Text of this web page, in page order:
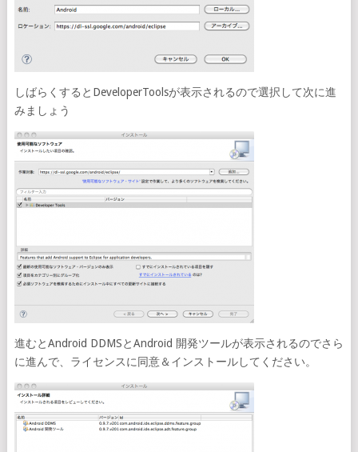
しばらくするとDeveloperToolsが表示されるので選択して次に進
みましょう
進むとAndroid DDMSとAndroid 開発ツールが表示されるのでさら
に進んで、ライセンスに同意＆インストールしてください。